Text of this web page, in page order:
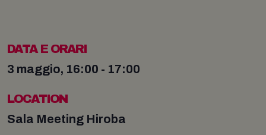
DATA E ORARI
3 maggio, 16:00 - 17:00
LOCATION
Sala Meeting Hiroba